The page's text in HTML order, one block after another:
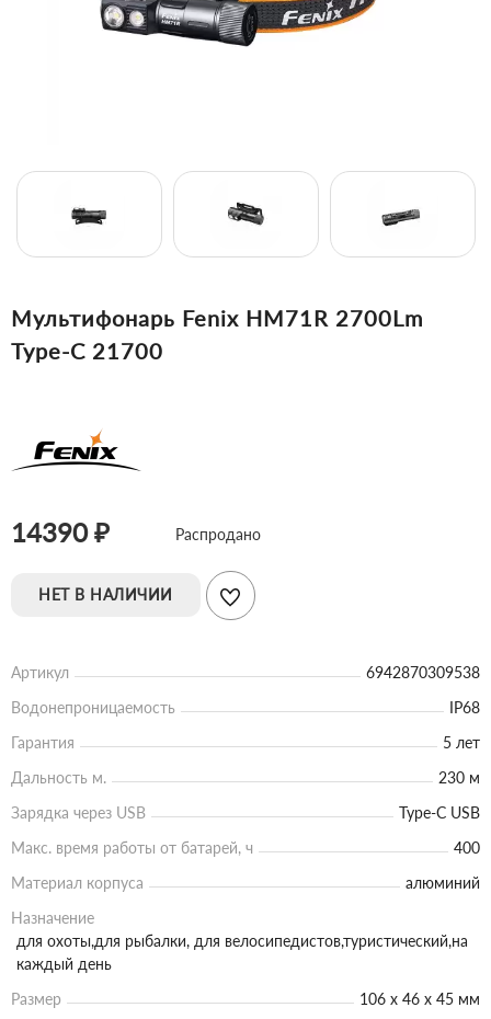
Мультифонарь Fenix HM71R 2700Lm
Type-C 21700
14390 ₽ Распродано
НЕТ В НАЛИЧИИ
Артикул
6942870309538
Водонепроницаемость
IP68
Гарантия
5 лет
Дальность м.
230 м
Зарядка через USB
Type-C USB
Макс. время работы от батарей, ч
400
Материал корпуса
алюминий
Назначение
для охоты,для рыбалки, для велосипедистов,туристический,на
каждый день
Размер
106 х 46 х 45 мм